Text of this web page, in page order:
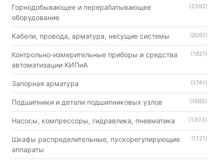
Горнодобывающее и перерабатывающее
оборудование
(2392)
Кабели, провода, арматура, несущие системы (2061)
Контрольно-измерительные приборы и средства
автоматизации КИПиА
(1821)
Запорная арматура (1741)
Подшипники и детали подшипниковых узлов (1660)
Насосы, компрессоры, гидравлика, пневматика (1303)
Шкафы распределительные, пускорегулирующие
аппараты
(1121)